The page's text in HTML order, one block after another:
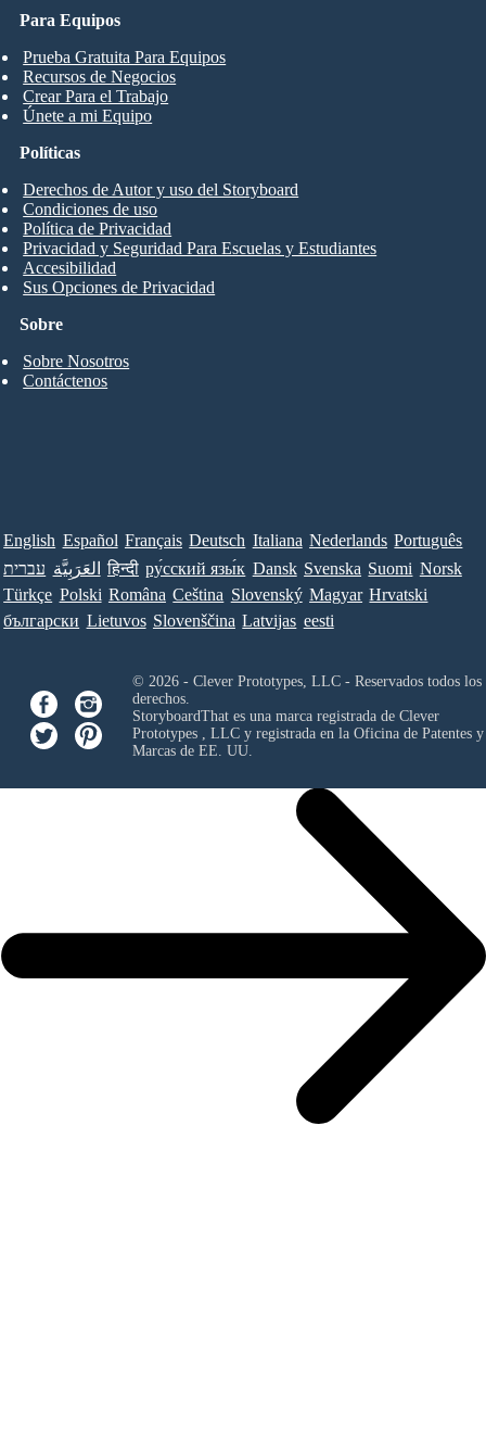
Para Equipos
Prueba Gratuita Para Equipos
Recursos de Negocios
Crear Para el Trabajo
Únete a mi Equipo
Sobre
Sobre Nosotros
Contáctenos
Políticas
Derechos de Autor y uso del Storyboard
Condiciones de uso
Política de Privacidad
Privacidad y Seguridad Para Escuelas y Estudiantes
Accesibilidad
Sus Opciones de Privacidad
English Español Français Deutsch Italiana Nederlands Português
עברית العَرَبِيَّة हिन्दी ру́сский язы́к Dansk Svenska Suomi Norsk
Türkçe Polski Româna Ceština Slovenský Magyar Hrvatski
български Lietuvos Slovenščina Latvijas eesti
© 2026 - Clever Prototypes, LLC - Reservados todos los
derechos.
StoryboardThat es una marca registrada de Clever
Prototypes , LLCy registrada en la Oficina de Patentes y
Marcas de EE. UU.